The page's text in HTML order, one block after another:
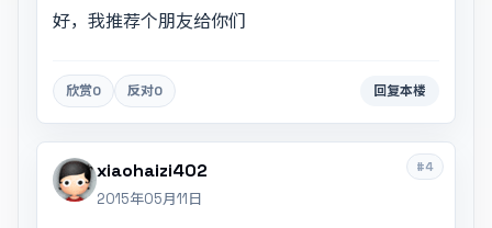
好，我推荐个朋友给你们
欣赏0 反对0 回复本楼
#4
xiaohaizi402
2015年05月11日